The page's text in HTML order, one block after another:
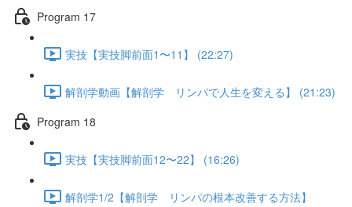
Program 17
実技【実技脚前面1〜11】 (22:27)
解剖学動画【解剖学 リンパで人生を変える】 (21:23)
Program 18
実技【実技脚前面12〜22】 (16:26)
解剖学1/2【解剖学 リンパの根本改善する方法】